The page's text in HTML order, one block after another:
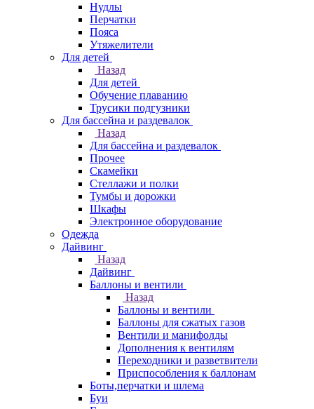
Нудлы
Перчатки
Пояса
Утяжелители
Для детей
Назад
Для детей
Обучение плаванию
Трусики подгузники
Для бассейна и раздевалок
Назад
Для бассейна и раздевалок
Прочее
Скамейки
Стеллажи и полки
Тумбы и дорожки
Шкафы
Электронное оборудование
Одежда
Дайвинг
Назад
Дайвинг
Баллоны и вентили
Назад
Баллоны и вентили
Баллоны для сжатых газов
Вентили и манифолды
Дополнения к вентилям
Переходники и разветвители
Приспособления к баллонам
Боты,перчатки и шлема
Буи